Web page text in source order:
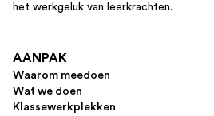
het werkgeluk van leerkrachten.
AANPAK
Waarom meedoen
Wat we doen
Klassewerkplekken